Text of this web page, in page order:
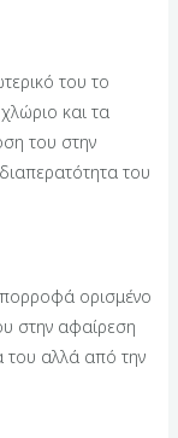
του το
και τα
του στην
του
ορισμένο
στην αφαίρεση
του αλλά από την